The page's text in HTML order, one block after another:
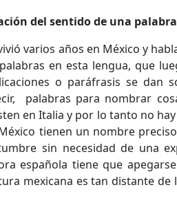
del sentido de una
varios años en México y
en esta lengua, que
o paráfrasis se dan
palabras para nombrar
en Italia y por lo tanto no
tienen un nombre
sin necesidad de una
española tiene que
mexicana es tan distante de